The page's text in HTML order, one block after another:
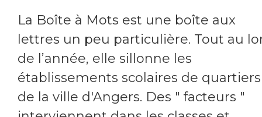
La Boîte à Mots est une boîte aux
lettres un peu particulière. Tout au
de l’année, elle sillonne les
établissements scolaires de quartiers
de la ville d'Angers. Des " facteurs "